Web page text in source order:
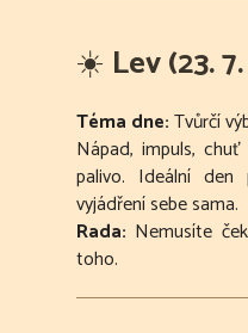
☀️ Lev (23.
Téma dne:Tvůrčí
Nápad, impuls,
palivo. Ideální
vyjádření sebe sama.
Rada: Nemusíte
toho.